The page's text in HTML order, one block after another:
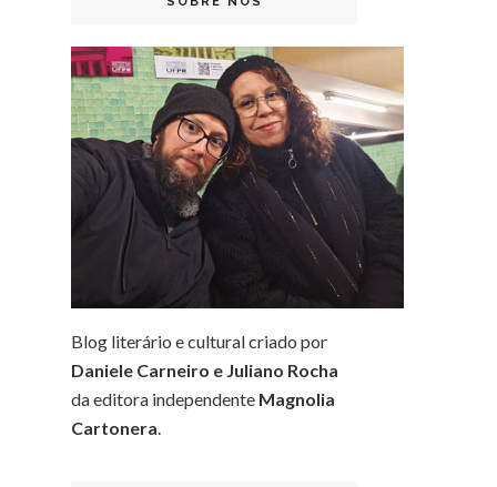
Blog literário e cultural criado por
Daniele Carneiro e Juliano Rocha
da editora independente Magnolia
Cartonera.